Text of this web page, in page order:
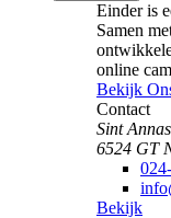
Einder is
Samen
online
Bekijk
Contact
Sint
6524 GT
Bekijk